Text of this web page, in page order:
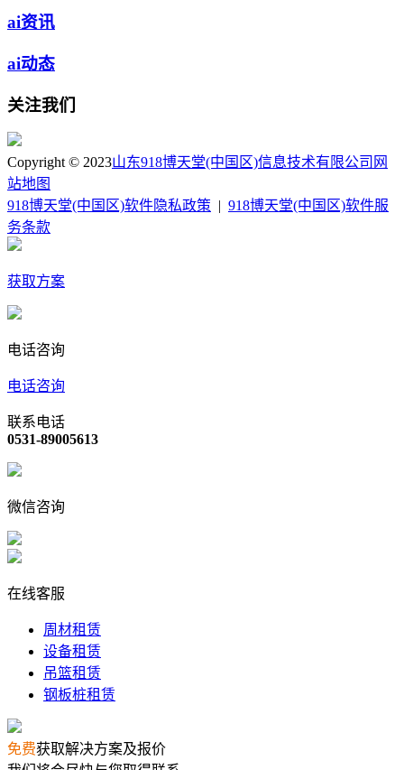
ai资讯
ai动态
关注我们
Copyright © 2023山东918博天堂(中国区)信息技术有限公司 网
站地图
918博天堂(中国区)软件隐私政策
918博天堂(中国区)软件服
务条款
获取方案
电话咨询
电话咨询
联系电话
0531-89005613
微信咨询
在线客服
周材租赁
设备租赁
吊篮租赁
钢板桩租赁
免费获取解决方案及报价